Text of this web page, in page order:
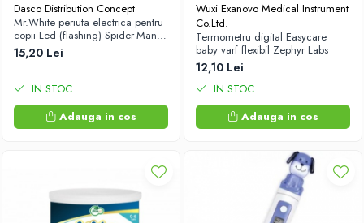
Dasco Distribution Concept
Mr.White periuta electrica pentru
copii Led (flashing) Spider-Man
+3 ani Zephyr Labs
15,20 Lei
IN STOC
Adauga in cos
Wuxi Exanovo Medical Instrument
Co.Ltd.
Termometru digital Easycare
baby varf flexibil Zephyr Labs
12,10 Lei
IN STOC
Adauga in cos